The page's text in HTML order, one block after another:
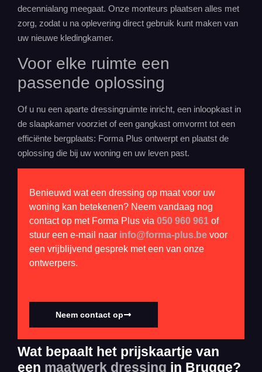
decennialang meegaat. Onze monteurs plaatsen alles met
zorg, zodat u na oplevering direct gebruik kunt maken van
uw nieuwe kledingkamer.
Voor elke ruimte een
passende oplossing
Of u nu een aparte dressingruimte inricht, een inloopkast in
de slaapkamer voorziet of een gangkast omvormt tot een
efficiënte bergplaats: Forma Plus ontwerpt en plaatst de
oplossing die bij uw woning en uw leven past.
Benieuwd wat een dressing op maat voor uw
woning kan betekenen? Neem vandaag nog
contact op met Forma Plus via 050 960 961 of
stuur een e-mail naar info@forma-plus.be voor
een vrijblijvend gesprek met een van onze
ontwerpers.
Neem contact op
Wat bepaalt het prijskaartje van
een maatwerk dressing in Brugge?